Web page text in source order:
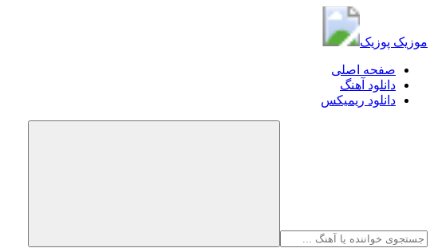
موزیک پوزیک
صفحه اصلی
دانلود آهنگ
دانلود ریمیکس